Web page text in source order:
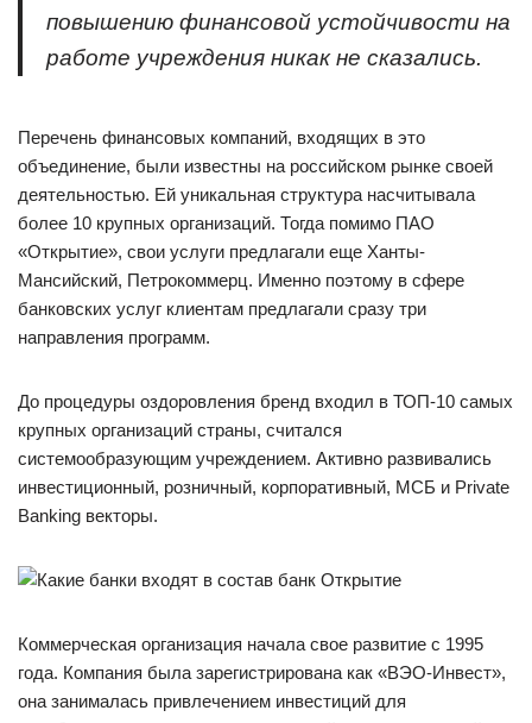
повышению финансовой устойчивости на
работе учреждения никак не сказались.
Перечень финансовых компаний, входящих в это
объединение, были известны на российском рынке своей
деятельностью. Ей уникальная структура насчитывала
более 10 крупных организаций. Тогда помимо ПАО
«Открытие», свои услуги предлагали еще Ханты-
Мансийский, Петрокоммерц. Именно поэтому в сфере
банковских услуг клиентам предлагали сразу три
направления программ.
До процедуры оздоровления бренд входил в ТОП-10 самых
крупных организаций страны, считался
системообразующим учреждением. Активно развивались
инвестиционный, розничный, корпоративный, МСБ и Private
Banking векторы.
Коммерческая организация начала свое развитие с 1995
года. Компания была зарегистрирована как «ВЭО-Инвест»,
она занималась привлечением инвестиций для